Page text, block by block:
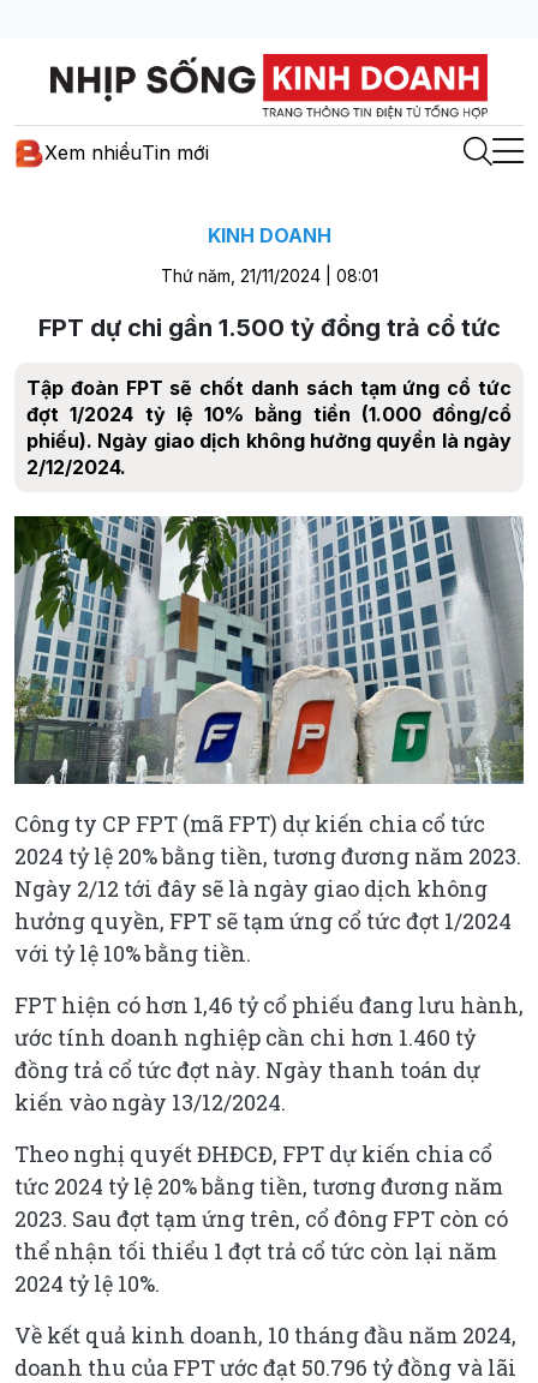
Xem nhiềuTin mới
KINH DOANH
Thứ năm, 21/11/2024 | 08:01
FPT dự chi gần 1.500 tỷ đồng trả cổ tức
Tập đoàn FPT sẽ chốt danh sách tạm ứng cổ tức
đợt 1/2024 tỷ lệ 10% bằng tiền (1.000 đồng/cổ
phiếu). Ngày giao dịch không hưởng quyền là ngày
2/12/2024.
Công ty CP FPT (mã FPT) dự kiến chia cổ tức
2024 tỷ lệ 20% bằng tiền, tương đương năm 2023.
Ngày 2/12 tới đây sẽ là ngày giao dịch không
hưởng quyền, FPT sẽ tạm ứng cổ tức đợt 1/2024
với tỷ lệ 10% bằng tiền.
FPT hiện có hơn 1,46 tỷ cổ phiếu đang lưu hành,
ước tính doanh nghiệp cần chi hơn 1.460 tỷ
đồng trả cổ tức đợt này. Ngày thanh toán dự
kiến vào ngày 13/12/2024.
Theo nghị quyết ĐHĐCĐ, FPT dự kiến chia cổ
tức 2024 tỷ lệ 20% bằng tiền, tương đương năm
2023. Sau đợt tạm ứng trên, cổ đông FPT còn có
thể nhận tối thiểu 1 đợt trả cổ tức còn lại năm
2024 tỷ lệ 10%.
Về kết quả kinh doanh, 10 tháng đầu năm 2024,
doanh thu của FPT ước đạt 50.796 tỷ đồng và lãi